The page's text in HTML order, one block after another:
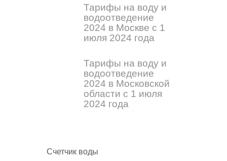
Тарифы на воду и
водоотведение
2024 в Москве с 1
июля 2024 года
Тарифы на воду и
водоотведение
2024 в Московской
области с 1 июля
2024 года
Счетчик воды